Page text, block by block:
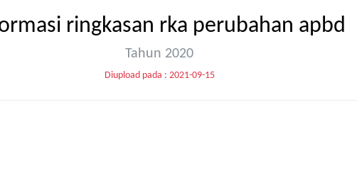
ringkasan rka perubahan apbd
Tahun 2020
Diupload pada : 2021-09-15